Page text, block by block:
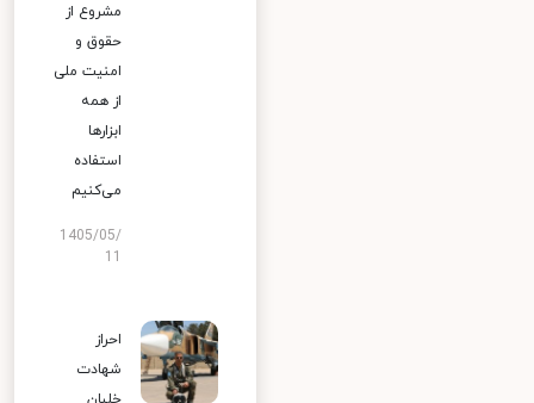
مشروع از
حقوق و
امنیت ملی
از همه
ابزارها
استفاده
می‌کنیم
1405/05/
احراز
شهادت